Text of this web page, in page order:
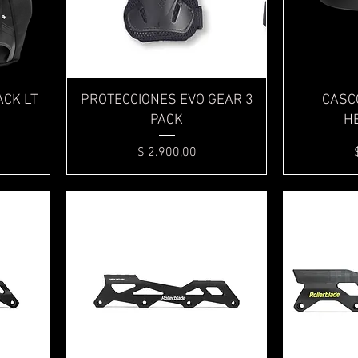
LT
Vista rápida
PROTECCIONES EVO GEAR 3
PACK
Precio
$ 2.900,00